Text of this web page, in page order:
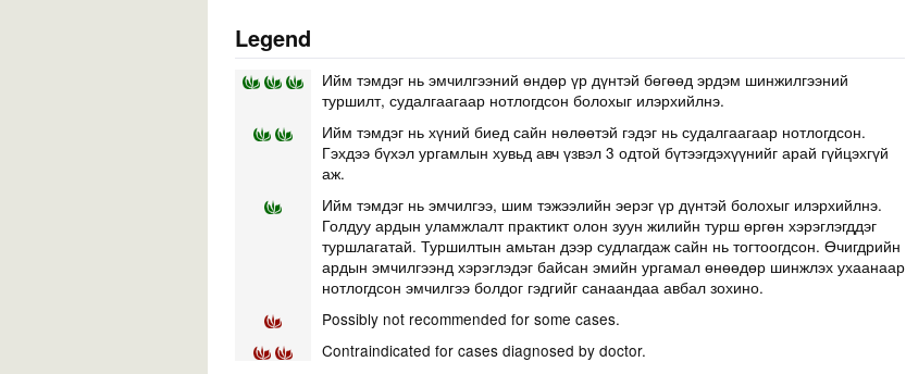
Legend
Ийм тэмдэг нь эмчилгээний өндөр үр дүнтэй бөгөөд эрдэм шинжилгээний
туршилт, судалгаагаар нотлогдсон болохыг илэрхийлнэ.
Ийм тэмдэг нь хүний биед сайн нөлөөтэй гэдэг нь судалгаагаар нотлогдсон.
Гэхдээ бүхэл ургамлын хувьд авч үзвэл 3 одтой бүтээгдэхүүнийг арай гүйцэхгүй
аж.
Ийм тэмдэг нь эмчилгээ, шим тэжээлийн эерэг үр дүнтэй болохыг илэрхийлнэ.
Голдуу ардын уламжлалт практикт олон зуун жилийн турш өргөн хэрэглэгддэг
туршлагатай. Туршилтын амьтан дээр судлагдаж сайн нь тогтоогдсон. Өчигдрийн
ардын эмчилгээнд хэрэглэдэг байсан эмийн ургамал өнөөдөр шинжлэх ухаанаар
нотлогдсон эмчилгээ болдог гэдгийг санаандаа авбал зохино.
Possibly not recommended for some cases.
Contraindicated for cases diagnosed by doctor.